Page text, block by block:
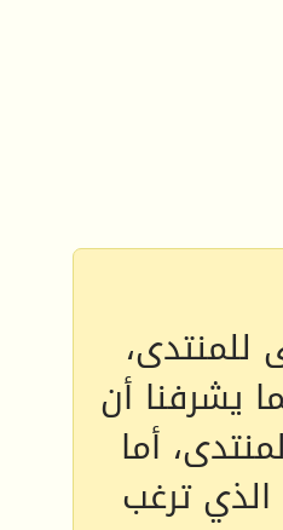
للمنتدى،
يشرفنا أن
أما
الذي ترغب